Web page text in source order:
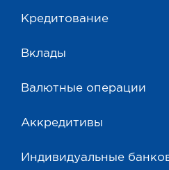
Кредитование
Вклады
Валютные операции
Аккредитивы
Индивидуальные